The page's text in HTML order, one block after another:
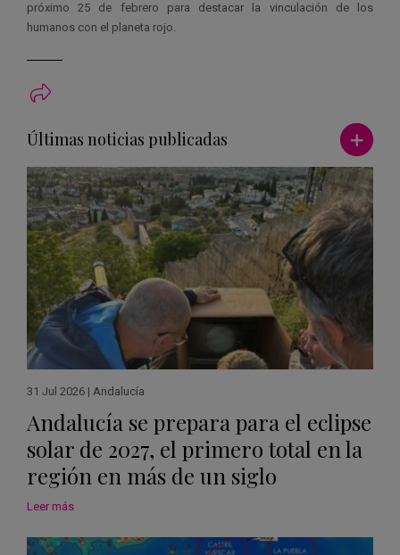
próximo 25 de febrero para destacar la vinculación de los
humanos con el planeta rojo.
Últimas noticias publicadas Ver más
31 Jul 2026 | Andalucía
Andalucía se prepara para el eclipse
solar de 2027, el primero total en la
región en más de un siglo
Leer más